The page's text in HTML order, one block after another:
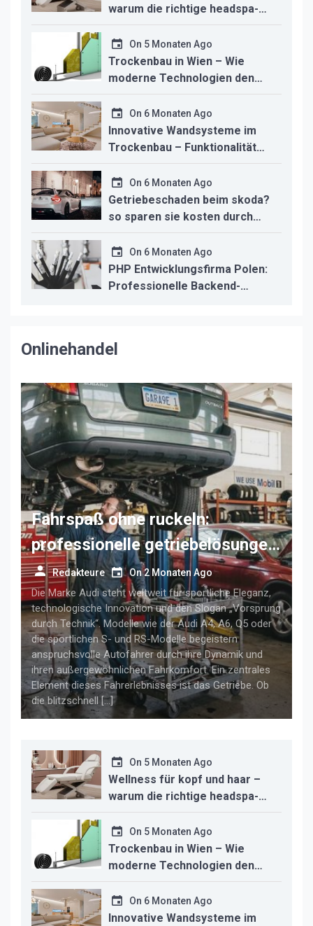
warum die richtige headspa-
liege den unterschied für ihr
studio macht
On 5 Monaten Ago
Trockenbau in Wien – Wie
moderne Technologien den
Innenausbau revolutionieren
On 6 Monaten Ago
Innovative Wandsysteme im
Trockenbau – Funktionalität
trifft modernes Design
On 6 Monaten Ago
Getriebeschaden beim skoda?
so sparen sie kosten durch
professionelle instandsetzung
On 6 Monaten Ago
PHP Entwicklungsfirma Polen:
Professionelle Backend-
Onlinehandel
Fahrspaß ohne ruckeln:
professionelle getriebelösungen
für anspruchsvolle audi-fahrer
Redakteure On2 Monaten Ago
Die Marke Audi steht weltweit für sportliche Eleganz,
technologische Innovation und den Slogan „Vorsprung
durch Technik“. Modelle wie der Audi A4, A6, Q5 oder
die sportlichen S- und RS-Modelle begeistern
anspruchsvolle Autofahrer durch ihre Dynamik und
ihren außergewöhnlichen Fahrkomfort. Ein zentrales
Element dieses Fahrerlebnisses ist das Getriebe. Ob
die blitzschnell […]
On 5 Monaten Ago
Wellness für kopf und haar –
warum die richtige headspa-
liege den unterschied für ihr
studio macht
On 5 Monaten Ago
Trockenbau in Wien – Wie
moderne Technologien den
Innenausbau revolutionieren
On 6 Monaten Ago
Innovative Wandsysteme im